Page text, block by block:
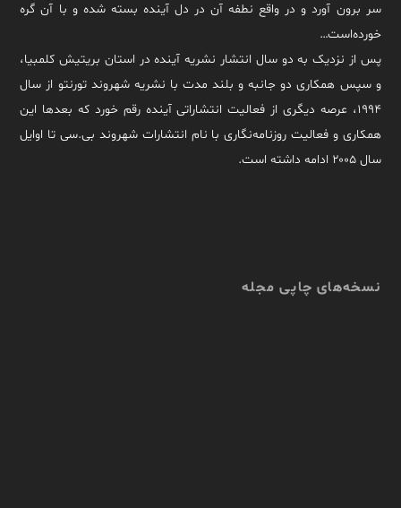
سر برون آورد و در واقع نطفه آن در دل آینده بسته شده و با آن گره
خورده‌است…
پس از نزدیک به دو سال انتشار نشریه آینده در استان بریتیش کلمبیا،
و سپس همکاری دو جانبه و بلند مدت با نشریه شهروند تورنتو از سال
۱۹۹۴، عرصه دیگری از فعالیت انتشاراتی آینده رقم خورد که بعدها این
همکاری و فعالیت روزنامه‌نگاری با نام انتشارات شهروند بی.سی تا اوایل
سال ۲۰۰۵ ادامه داشته است.
نسخه‌های چاپی مجله